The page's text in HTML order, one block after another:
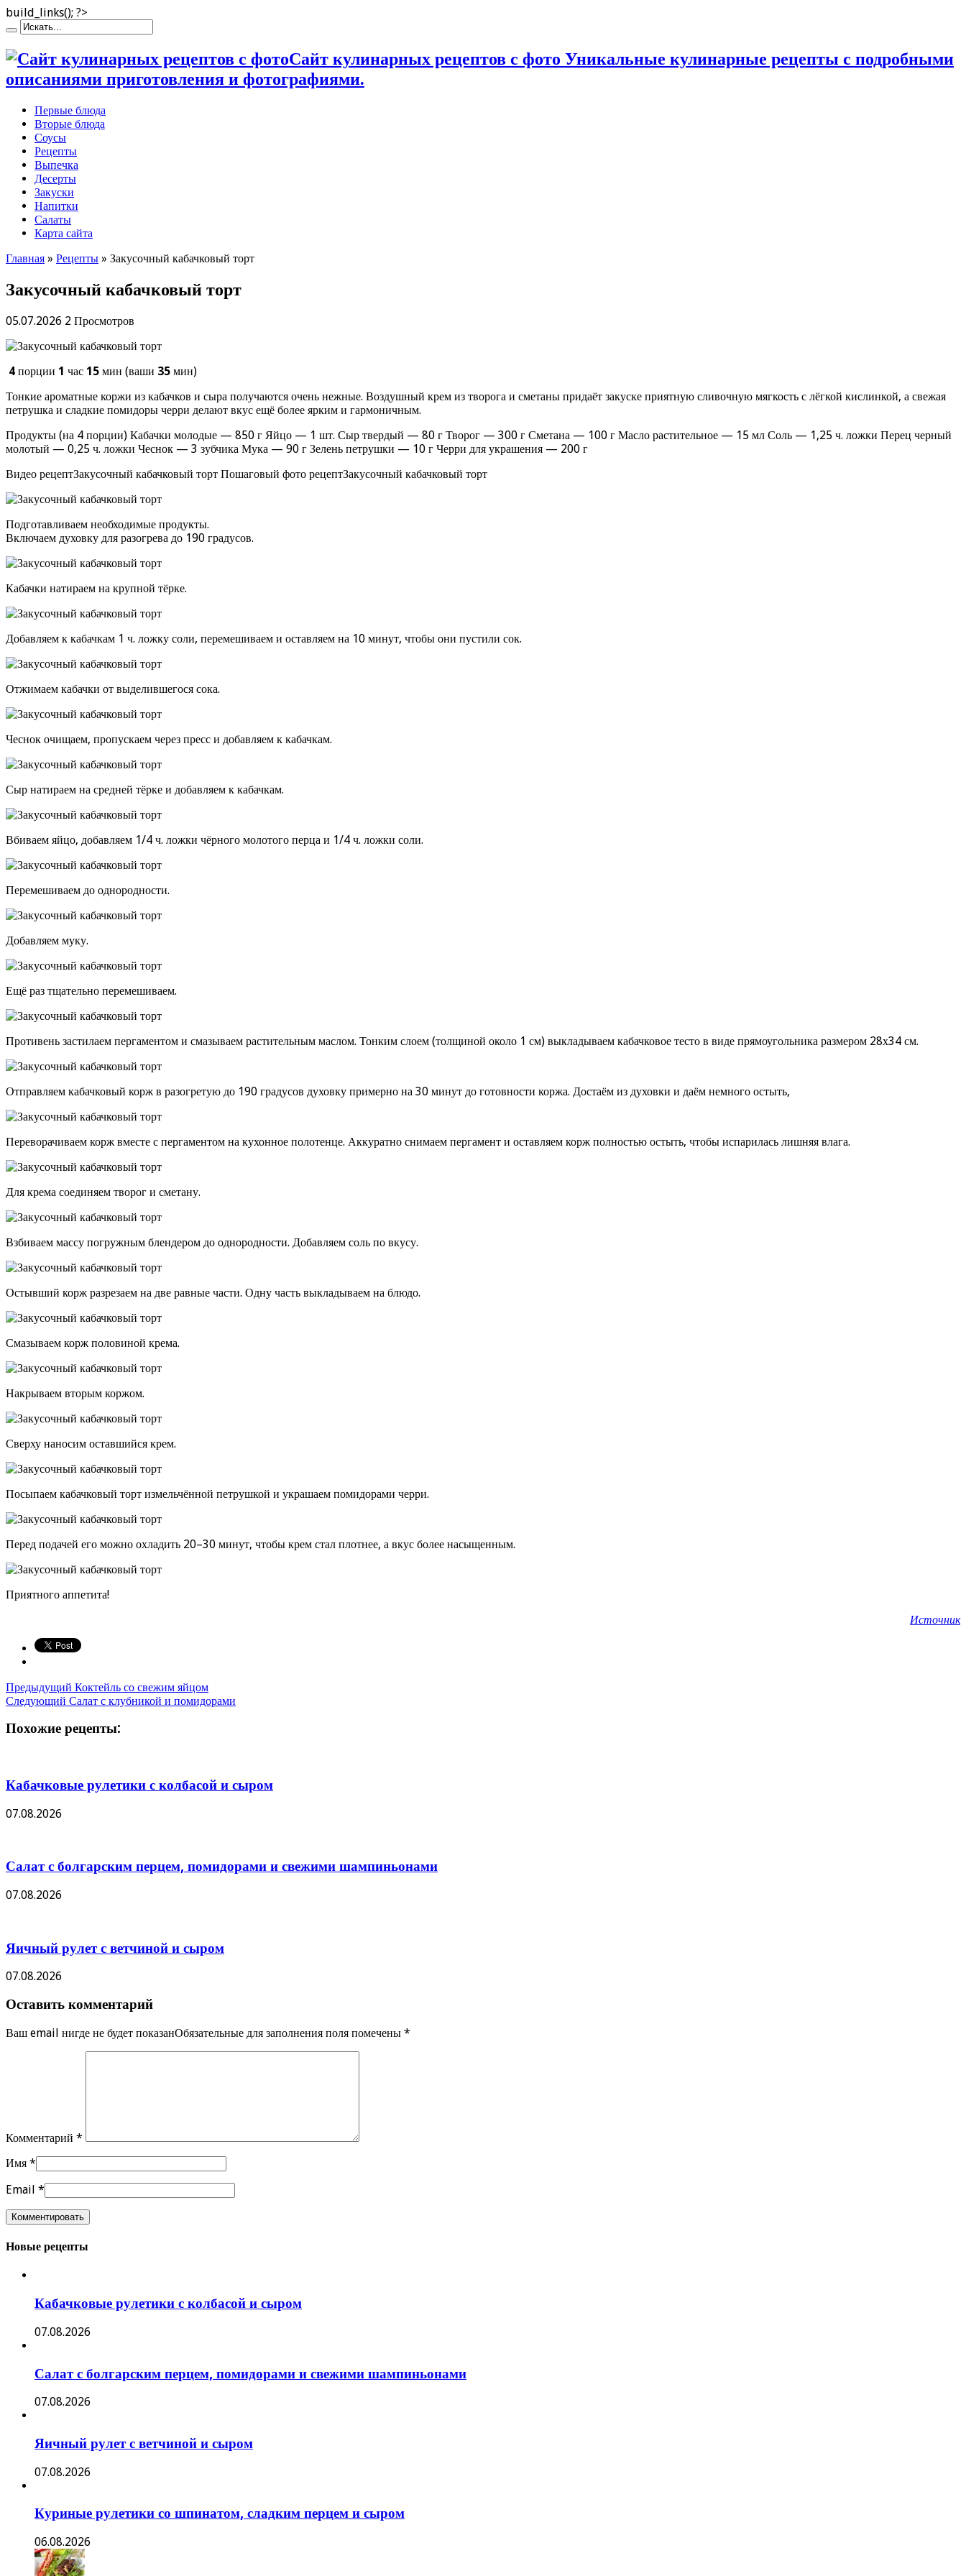
build_links(); ?>
Сайт кулинарных рецептов с фото Уникальные кулинарные рецепты с подробными
описаниями приготовления и фотографиями.
Первые блюда
Вторые блюда
Соусы
Рецепты
Выпечка
Десерты
Закуски
Напитки
Салаты
Карта сайта
Главная » Рецепты » Закусочный кабачковый торт
Закусочный кабачковый торт
05.07.2026 2 Просмотров
4 порции 1 час 15 мин (ваши 35 мин)
Тонкие ароматные коржи из кабачков и сыра получаются очень нежные. Воздушный крем из творога и сметаны придаёт закуске приятную сливочную мягкость с лёгкой кислинкой, а свежая
петрушка и сладкие помидоры черри делают вкус ещё более ярким и гармоничным.
Продукты (на 4 порции) Кабачки молодые — 850 г Яйцо — 1 шт. Сыр твердый — 80 г Творог — 300 г Сметана — 100 г Масло растительное — 15 мл Соль — 1,25 ч. ложки Перец черный
молотый — 0,25 ч. ложки Чеснок — 3 зубчика Мука — 90 г Зелень петрушки — 10 г Черри для украшения — 200 г
Видео рецептЗакусочный кабачковый торт Пошаговый фото рецептЗакусочный кабачковый торт
Подготавливаем необходимые продукты.
Включаем духовку для разогрева до 190 градусов.
Кабачки натираем на крупной тёрке.
Добавляем к кабачкам 1 ч. ложку соли, перемешиваем и оставляем на 10 минут, чтобы они пустили сок.
Отжимаем кабачки от выделившегося сока.
Чеснок очищаем, пропускаем через пресс и добавляем к кабачкам.
Сыр натираем на средней тёрке и добавляем к кабачкам.
Вбиваем яйцо, добавляем 1/4 ч. ложки чёрного молотого перца и 1/4 ч. ложки соли.
Перемешиваем до однородности.
Добавляем муку.
Ещё раз тщательно перемешиваем.
Противень застилаем пергаментом и смазываем растительным маслом. Тонким слоем (толщиной около 1 см) выкладываем кабачковое тесто в виде прямоугольника размером 28х34 см.
Отправляем кабачковый корж в разогретую до 190 градусов духовку примерно на 30 минут до готовности коржа. Достаём из духовки и даём немного остыть,
Переворачиваем корж вместе с пергаментом на кухонное полотенце. Аккуратно снимаем пергамент и оставляем корж полностью остыть, чтобы испарилась лишняя влага.
Для крема соединяем творог и сметану.
Взбиваем массу погружным блендером до однородности. Добавляем соль по вкусу.
Остывший корж разрезаем на две равные части. Одну часть выкладываем на блюдо.
Смазываем корж половиной крема.
Накрываем вторым коржом.
Сверху наносим оставшийся крем.
Посыпаем кабачковый торт измельчённой петрушкой и украшаем помидорами черри.
Перед подачей его можно охладить 20–30 минут, чтобы крем стал плотнее, а вкус более насыщенным.
Приятного аппетита!
Источник
Предыдущий Коктейль со свежим яйцом
Следующий Салат с клубникой и помидорами
Похожие рецепты:
Кабачковые рулетики с колбасой и сыром
07.08.2026
Салат с болгарским перцем, помидорами и свежими шампиньонами
07.08.2026
Яичный рулет с ветчиной и сыром
07.08.2026
Оставить комментарий
Ваш email нигде не будет показанОбязательные для заполнения поля помечены *
Комментарий *
Имя *
Email *
Новые рецепты
Кабачковые рулетики с колбасой и сыром
07.08.2026
Салат с болгарским перцем, помидорами и свежими шампиньонами
07.08.2026
Яичный рулет с ветчиной и сыром
07.08.2026
Куриные рулетики со шпинатом, сладким перцем и сыром
06.08.2026